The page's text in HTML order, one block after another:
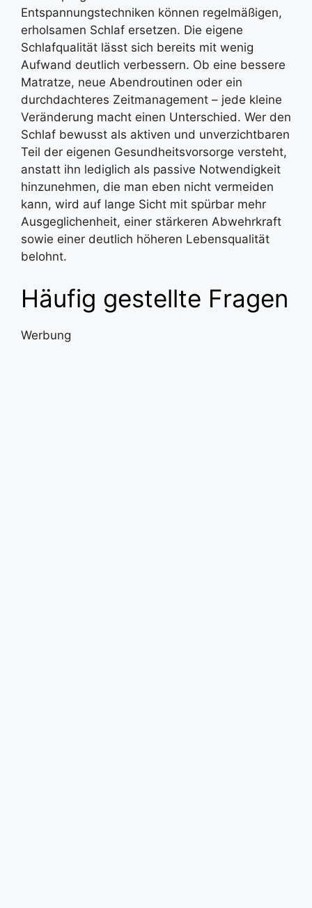
Entspannungstechniken können regelmäßigen,
erholsamen Schlaf ersetzen. Die eigene
Schlafqualität lässt sich bereits mit wenig
Aufwand deutlich verbessern. Ob eine bessere
Matratze, neue Abendroutinen oder ein
durchdachteres Zeitmanagement – jede kleine
Veränderung macht einen Unterschied. Wer den
Schlaf bewusst als aktiven und unverzichtbaren
Teil der eigenen Gesundheitsvorsorge versteht,
anstatt ihn lediglich als passive Notwendigkeit
hinzunehmen, die man eben nicht vermeiden
kann, wird auf lange Sicht mit spürbar mehr
Ausgeglichenheit, einer stärkeren Abwehrkraft
sowie einer deutlich höheren Lebensqualität
belohnt.
Häufig gestellte Fragen
Werbung